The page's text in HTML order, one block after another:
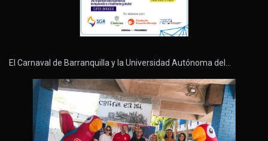
El Carnaval de Barranquilla y la Universidad Autónoma del…